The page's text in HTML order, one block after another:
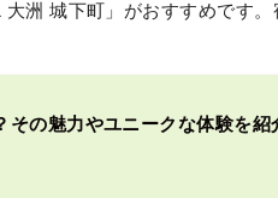
洲 城下町」がおすすめです。
その魅力やユニークな体験を紹